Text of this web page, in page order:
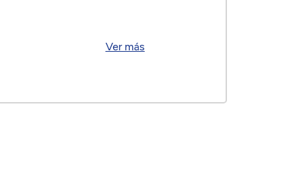
Ver más